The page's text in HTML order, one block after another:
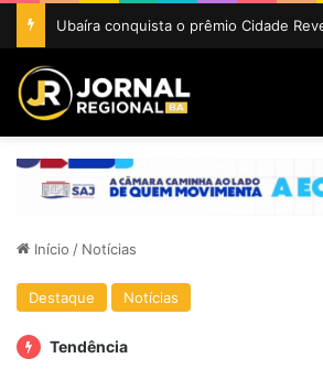
Início / Notícias
Destaque Notícias
Tendência